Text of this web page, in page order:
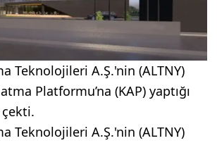
Teknolojileri A.Ş.'nin (ALTNY)
Platformu’na (KAP) yaptığı
Teknolojileri A.Ş.'nin (ALTNY)